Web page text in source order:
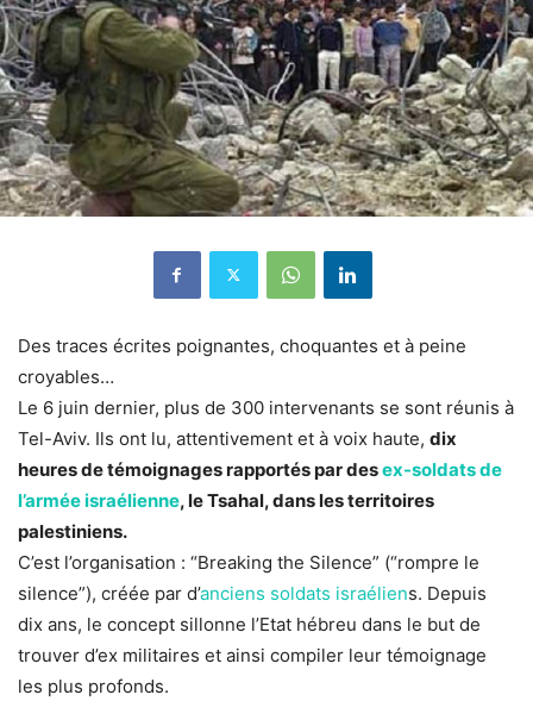
Des traces écrites poignantes, choquantes et à peine
croyables…
Le 6 juin dernier, plus de 300 intervenants se sont réunis à
Tel-Aviv. Ils ont lu, attentivement et à voix haute, dix
heures de témoignages rapportés par desex-soldats de
l’armée israélienne, le Tsahal, dans les territoires
palestiniens.
C’est l’organisation : “Breaking the Silence” (“rompre le
silence”), créée par d’anciens soldats israéliens. Depuis
dix ans, le concept sillonne l’Etat hébreu dans le but de
trouver d’ex militaires et ainsi compiler leur témoignage
les plus profonds.